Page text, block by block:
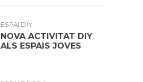
ESPAI DIY
NOVA ACTIVITAT DIY
ALS ESPAIS JOVES